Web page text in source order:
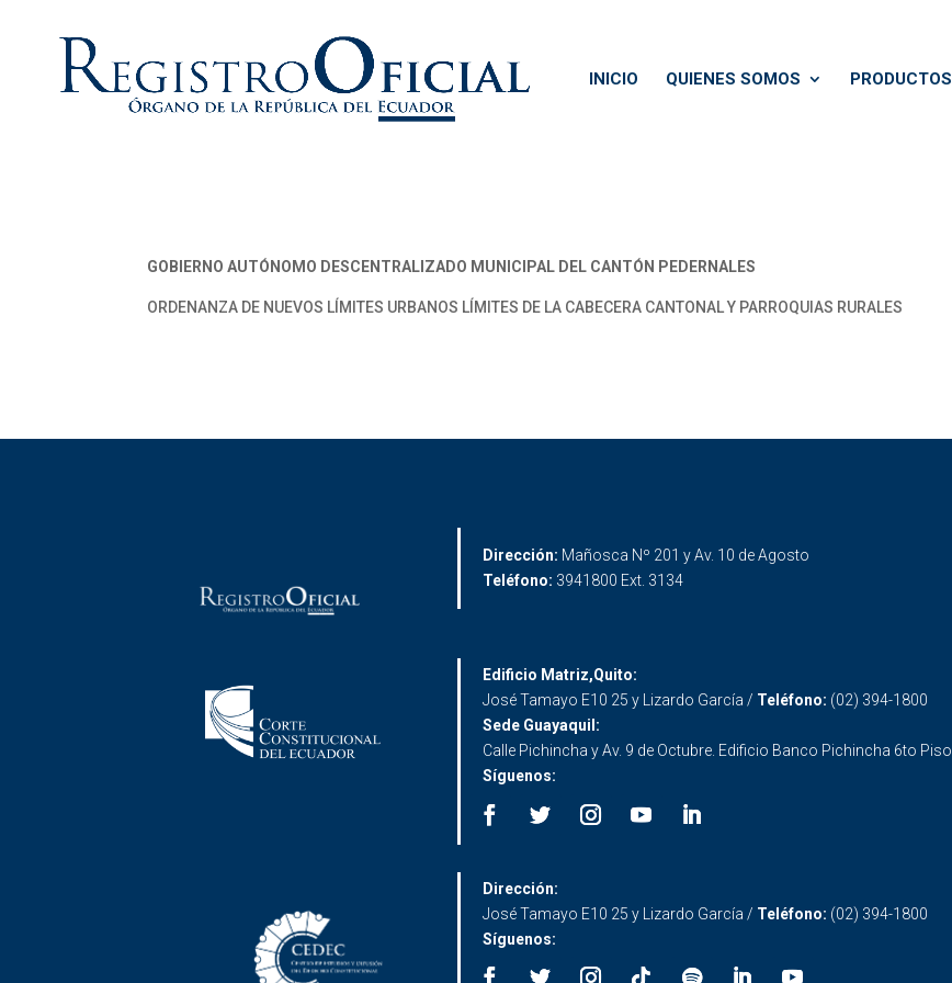
INICIO QUIENES SOMOS PRODUCTOS
GOBIERNO AUTÓNOMO DESCENTRALIZADO MUNICIPAL DEL CANTÓN PEDERNALES
ORDENANZA DE NUEVOS LÍMITES URBANOS LÍMITES DE LA CABECERA CANTONAL Y PARROQUIAS RURALES
Dirección: Mañosca Nº 201 y Av. 10 de Agosto
Teléfono: 3941800 Ext. 3134
Edificio Matriz,Quito:
José Tamayo E10 25 y Lizardo García / Teléfono: (02) 394-1800
Sede Guayaquil:
Calle Pichincha y Av. 9 de Octubre. Edificio Banco Pichincha 6to Piso
Síguenos:
Dirección:
José Tamayo E10 25 y Lizardo García / Teléfono: (02) 394-1800
Síguenos: